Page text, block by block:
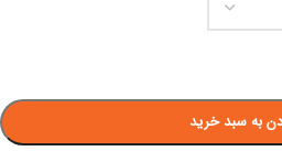
به سبد خرید